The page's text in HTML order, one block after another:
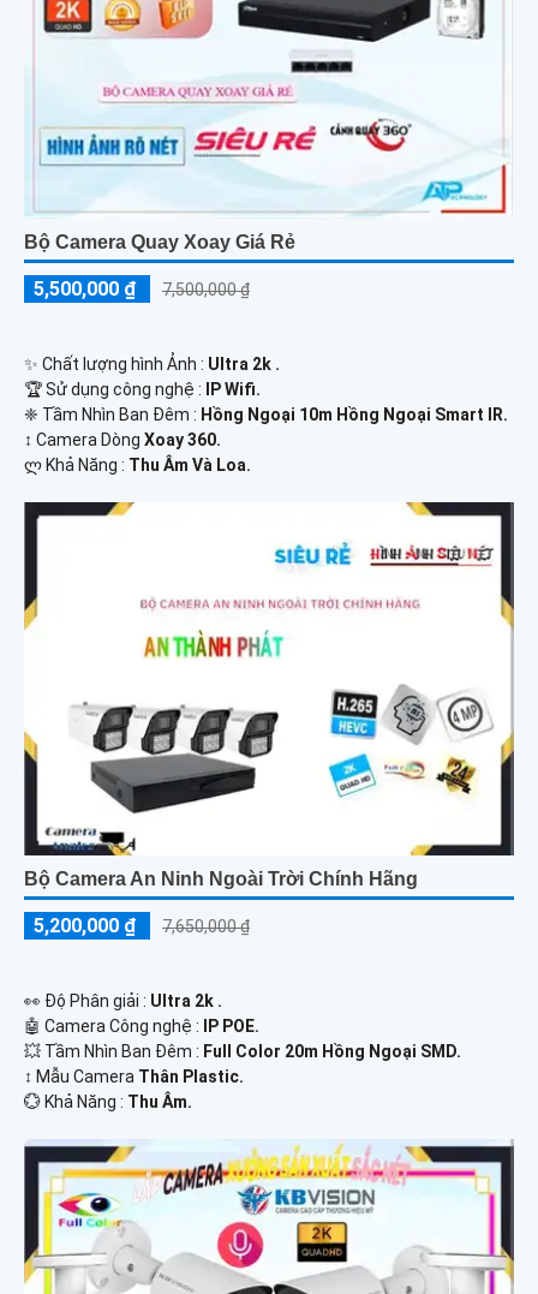
Bộ Camera Quay Xoay Giá Rẻ
5,500,000 ₫ 7,500,000 ₫
✨ Chất lượng hình Ảnh : Ultra 2k .
🏆 Sử dụng công nghệ :
IP Wifi.
❈ Tầm Nhìn Ban Đêm : Hồng Ngoại 10m Hồng Ngoại Smart IR.
↕️ Camera Dòng Xoay 360.
️ლ Khả Năng : Thu Âm Và Loa.
Bộ Camera An Ninh Ngoài Trời Chính Hãng
5,200,000 ₫ 7,650,000 ₫
️👀 Độ Phân giải : Ultra 2k .
🤖️ Camera Công nghệ :
IP POE.
💥 Tầm Nhìn Ban Đêm : Full Color 20m Hồng Ngoại SMD.
↕️ Mẫu Camera Thân Plastic.
️💮 Khả Năng : Thu Âm.